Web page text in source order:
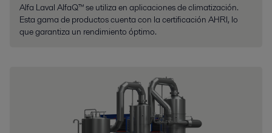
Alfa Laval AlfaQ™ se utiliza en aplicaciones de climatización.
Esta gama de productos cuenta con la certificación AHRI, lo
que garantiza un rendimiento óptimo.